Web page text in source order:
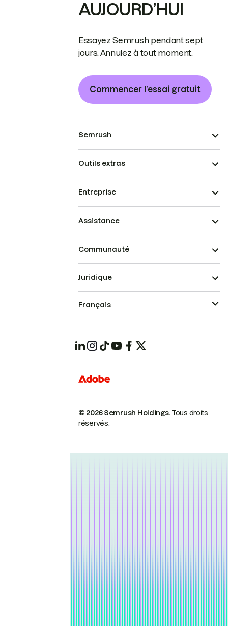
AUJOURD’HUI
Essayez Semrush pendant sept
jours. Annulez à tout moment.
Commencer l’essai gratuit
Semrush
Outils extras
Entreprise
Assistance
Communauté
© 2026 Semrush Holdings.Tous droits
réservés.
Juridique
Français